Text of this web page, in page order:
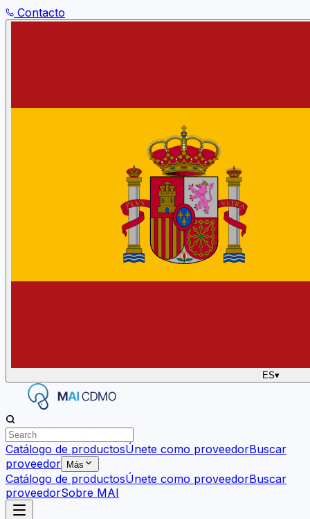
Contacto
ES▾
Catálogo de productosÚnete como proveedorBuscar
proveedor
Más
Catálogo de productosÚnete como proveedorBuscar
proveedorSobre MAI